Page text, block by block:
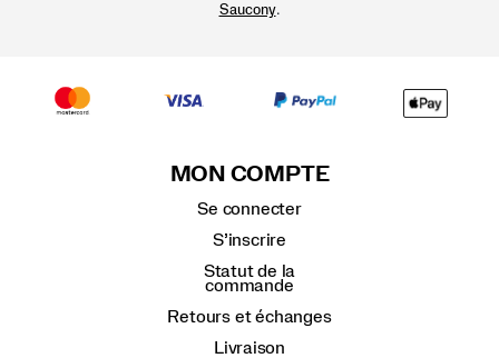
Saucony.
MON COMPTE
Se connecter
S’inscrire
Statut de la
commande
Retours et échanges
Livraison